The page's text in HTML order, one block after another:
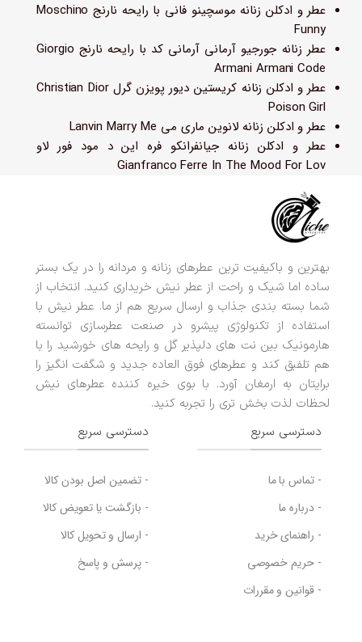
عطر و ادکلن زنانه موسچینو فانی با رایحه نارنج Moschino
Funny
عطر زنانه جورجیو آرمانی آرمانی کد با رایحه نارنج Giorgio
Armani Armani Code
عطر و ادکلن زنانه کریستین دیور پویزن گرل Christian Dior
Poison Girl
عطر و ادکلن زنانه لانوین ماری می Lanvin Marry Me
عطر و ادکلن زنانه جیانفرانکو فره این د مود فور لاو
Gianfranco Ferre In The Mood For Lov
بهترین و باکیفیت ترین عطرهای زنانه و مردانه را در یک بستر
ساده اما شیک و راحت از عطر نیش خریداری کنید. انتخاب از
شما بسته بندی جذاب و ارسال سریع هم از ما. عطر نیش با
استفاده از تکنولوژی پیشرو در صنعت عطرسازی توانسته
هارمونیک بین نت های دلپذیر گل و رایحه های خورشید را با
هم تلفیق کند و عطرهای فوق العاده جدید و شگفت انگیز را
برایتان به ارمغان آورد. با بوی خیره کننده عطرهای نیش
لحظات لذت بخش تری را تجربه کنید.
دسترسی سریع
- تماس با ما
- درباره ما
- راهنمای خرید
- حریم خصوصی
- قوانین و مقررات
دسترسی سریع
- تضمین اصل بودن کالا
- بازگشت یا تعویض کالا
- ارسال و تحویل کالا
- پرسش و پاسخ